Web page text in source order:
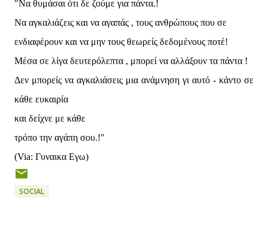
"Να θυμάσαι ότι δε ζούμε για πάντα.!
Να αγκαλιάζεις και να αγαπάς , τους ανθρώπους που σε
ενδιαφέρουν και να μην τους θεωρείς δεδομένους ποτέ!
Μέσα σε λίγα δευτερόλεπτα , μπορεί να αλλάξουν τα πάντα !
Δεν μπορείς να αγκαλιάσεις μια ανάμνηση γι αυτό - κάντο σε
κάθε ευκαιρία
και δείχνε με κάθε
τρόπο την αγάπη σου.!"
(Via: Γυναικα Εγω)
SOCIAL